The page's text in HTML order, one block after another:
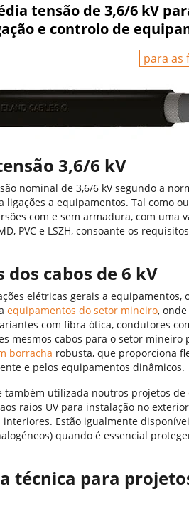
tensão de 3,6/6 kV
e controlo de
para as
3,6/6 kV
nominal de 3,6/6 kV segundo a
ligações a equipamentos. Tal como
com e sem armadura, com uma
PVC e LSZH, consoante os
dos cabos de 6 kV
elétricas gerais a equipamentos,
equipamentos do setor mineiro,
com fibra ótica, condutores
mesmos cabos para o setor
borracha robusta, que proporciona
e pelos equipamentos dinâmicos.
também utilizada noutros projetos
raios UV para instalação no
Estão igualmente
quando é essencial
técnica para